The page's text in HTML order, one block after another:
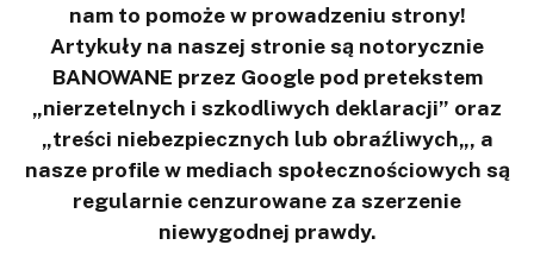
nam to pomoże w prowadzeniu strony!
Artykuły na naszej stronie są notorycznie
BANOWANE przez Google pod pretekstem
„nierzetelnych i szkodliwych deklaracji” oraz
„treści niebezpiecznych lub obraźliwych„, a
nasze profile w mediach społecznościowych są
regularnie cenzurowane za szerzenie
niewygodnej prawdy.